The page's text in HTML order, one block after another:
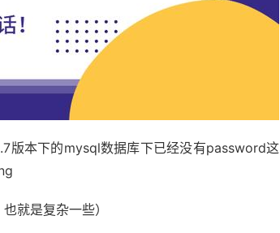
版本下的mysql数据库下已经没有password这
就是复杂一些）